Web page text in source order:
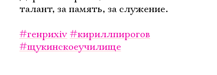
талант, за память, за служение.
#генрихiv#кириллпирогов
#щукинскоеучилище